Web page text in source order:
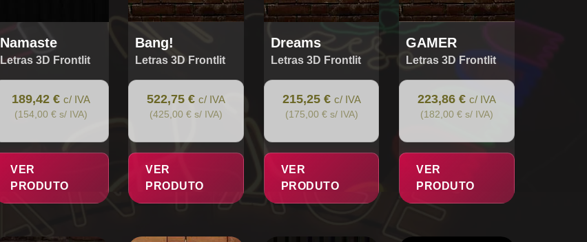
Namaste
Letras 3D Frontlit
189,42 € c/ IVA
(154,00 € s/ IVA)
VER
PRODUTO
Bang!
Letras 3D Frontlit
522,75 € c/ IVA
(425,00 € s/ IVA)
VER
PRODUTO
Dreams
Letras 3D Frontlit
215,25 € c/ IVA
(175,00 € s/ IVA)
VER
PRODUTO
GAMER
Letras 3D Frontlit
223,86 € c/ IVA
(182,00 € s/ IVA)
VER
PRODUTO